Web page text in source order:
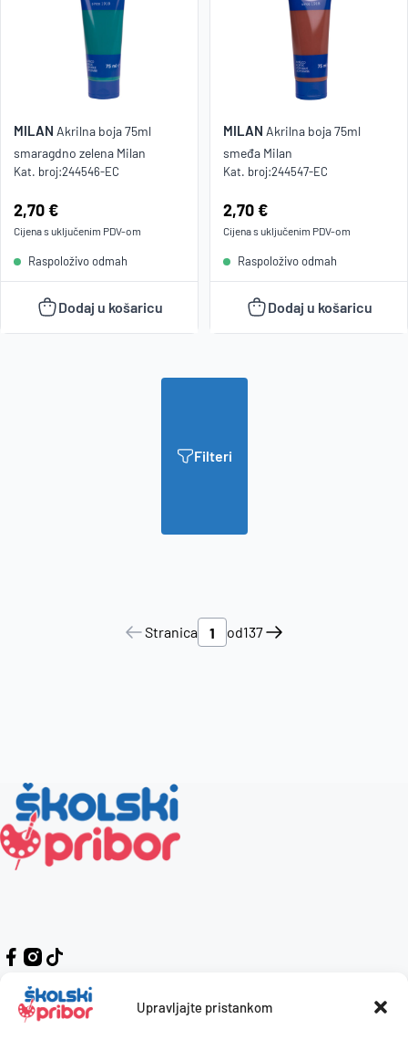
Upravljajte pristankom
MILAN Akrilna boja 75ml
smaragdno zelena Milan
Kat. broj:244546-EC
Cijena:
2,70 €
Cijena s uključenim PDV-om
Raspoloživo odmah
Dodaj u košaricu
MILAN Akrilna boja 75ml
smeđa Milan
Kat. broj:244547-EC
Cijena:
2,70 €
Cijena s uključenim PDV-om
Raspoloživo odmah
Dodaj u košaricu
Filteri
Stranica od137